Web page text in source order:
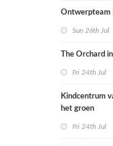
Ontwerpteam
Sun 26th Jul
The Orchard
Fri 24th Jul
Kindcentrum
het groen
Fri 24th Jul